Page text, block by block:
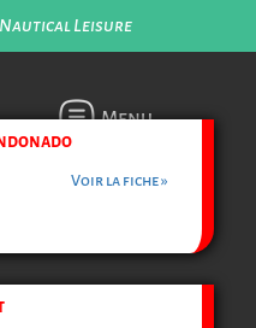
Nautical Leisure
Menu
Voir la fiche »